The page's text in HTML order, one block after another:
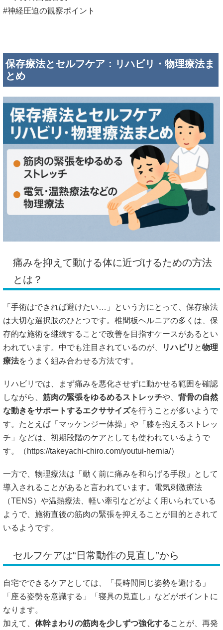
#神経圧迫の観察ポイント
保存療法とセルフケア：リハビリ・物理療法ま
とめ
痛みを抑えて動ける体に近づけるための方法
とは？
「手術はできれば避けたい…」という方にとって、保存療法
は大切な選択肢のひとつです。椎間板ヘルニアの多くは、保
存的な施術を継続することで改善を目指すケースがあるとい
われています。中でも注目されているのが、
リハビリ と物理
療法をうまく組み合わせる方法です。
リハビリでは、まず痛みを悪化させずに動かせる範囲を確認
しながら、 筋肉の緊張をゆるめるストレッチや、 背骨の自然
な動きをサポートするエクササイズを行うことが多いようで
す。たとえば「マッケンジー体操」や「膝を抱えるストレッ
チ」などは、初期段階のケアとしても使われているようで
す。（ https://takeyachi-chiro.com/youtui-hernia/）
一方で、物理療法は「動く前に痛みを和らげる手段」として
導入されることがあると言われています。電気刺激療法
（TENS）や温熱療法、軽い牽引などがよく用いられている
ようで、施術直後の筋肉の緊張を抑えることが目的とされて
いるようです。
セルフケアは“日常動作の見直し”から
自宅でできるケアとしては、「長時間同じ姿勢を避ける」
「座る姿勢を意識する」「寝具の見直し」などがポイントに
なります。
加えて、 体幹まわりの筋肉を少しずつ強化することが、再発